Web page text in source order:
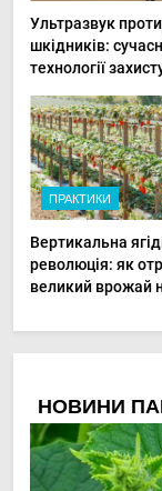
Ультразвук проти
шкідників:
технології
ПРАКТИКИ
Вертикальна
революція: як
великий врожай